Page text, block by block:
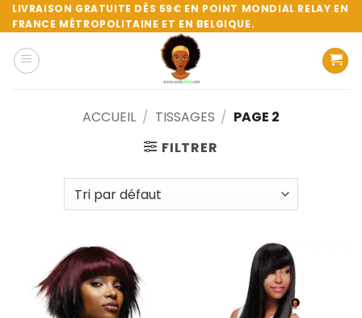
Passer
au
contenu
LIVRAISON GRATUITE DÈS 59€ EN POINT MONDIAL RELAY EN
FRANCE MÉTROPOLITAINE ET EN BELGIQUE.
ACCUEIL / TISSAGES / PAGE 2
FILTRER